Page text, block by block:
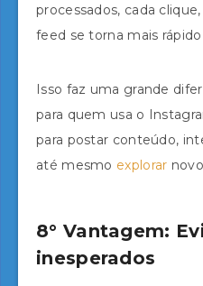
processados, cada
feed se torna mais
Isso faz uma grande
para quem usa o
para postar conteúdo,
até mesmo explorar
8° Vantagem:
inesperados